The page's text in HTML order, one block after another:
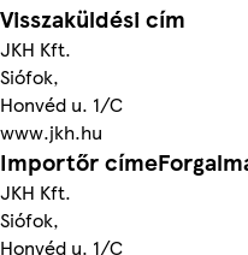
Visszaküldési cím
JKH Kft.
Siófok,
Honvéd u. 1/C
www.jkh.hu
Importőr
JKH Kft.
Siófok,
Honvéd u. 1/C